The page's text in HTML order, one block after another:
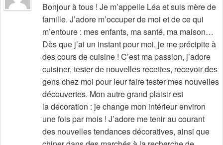
Bonjour à tous ! Je m’appelle Léa et suis mère de
famille. J’adore m’occuper de moi et de ce qui
m’entoure : mes enfants, ma santé, ma maison…
Dès que j’ai un instant pour moi, je me précipite à
des cours de cuisine ! C’est ma passion, j’adore
cuisiner, tester de nouvelles recettes, recevoir des
gens chez moi pour leur faire tester mes nouvelles
découvertes. Mon autre grand plaisir est
la décoration : je change mon intérieur environ
une fois par mois ! J’adore me tenir au courant
des nouvelles tendances décoratives, ainsi que